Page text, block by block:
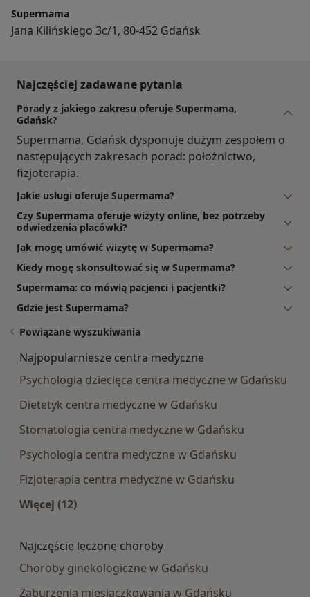
Supermama
Jana Kilińskiego 3c/1, 80-452 Gdańsk
Najczęściej zadawane pytania
Porady z jakiego zakresu oferuje Supermama,
Gdańsk?
Supermama, Gdańsk dysponuje dużym zespołem o
następujących zakresach porad: położnictwo,
fizjoterapia.
Jakie usługi oferuje Supermama?
Czy Supermama oferuje wizyty online, bez potrzeby
odwiedzenia placówki?
Jak mogę umówić wizytę w Supermama?
Kiedy mogę skonsultować się w Supermama?
Supermama: co mówią pacjenci i pacjentki?
Gdzie jest Supermama?
Powiązane wyszukiwania
Najpopularniesze centra medyczne
Psychologia dziecięca centra medyczne w Gdańsku
Dietetyk centra medyczne w Gdańsku
Stomatologia centra medyczne w Gdańsku
Psychologia centra medyczne w Gdańsku
Fizjoterapia centra medyczne w Gdańsku
Więcej (12)
Najczęście leczone choroby
Choroby ginekologiczne w Gdańsku
Zaburzenia miesiączkowania w Gdańsku